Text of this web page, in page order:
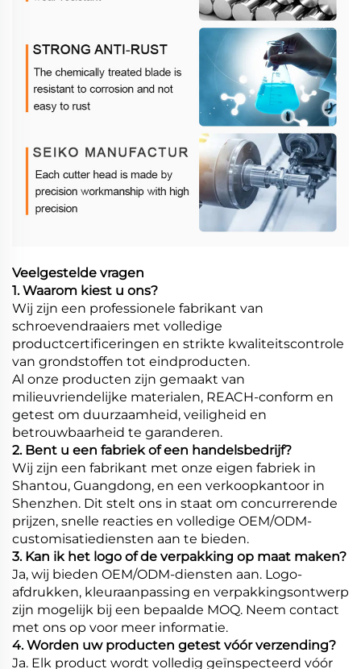
Veelgestelde vragen
1. Waarom kiest u ons?
Wij zijn een professionele fabrikant van
schroevendraaiers met volledige
productcertificeringen en strikte kwaliteitscontrole
van grondstoffen tot eindproducten.
Al onze producten zijn gemaakt van
milieuvriendelijke materialen, REACH-conform en
getest om duurzaamheid, veiligheid en
betrouwbaarheid te garanderen.
2. Bent u een fabriek of een handelsbedrijf?
Wij zijn een fabrikant met onze eigen fabriek in
Shantou, Guangdong, en een verkoopkantoor in
Shenzhen. Dit stelt ons in staat om concurrerende
prijzen, snelle reacties en volledige OEM/ODM-
customisatiediensten aan te bieden.
3. Kan ik het logo of de verpakking op maat maken?
Ja, wij bieden OEM/ODM-diensten aan. Logo-
afdrukken, kleuraanpassing en verpakkingsontwerp
zijn mogelijk bij een bepaalde MOQ. Neem contact
met ons op voor meer informatie.
4. Worden uw producten getest vóór verzending?
Ja. Elk product wordt volledig geïnspecteerd vóór